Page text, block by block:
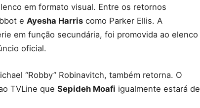
em formato visual. Entre os retornos
e Ayesha Harris como Parker Ellis. A
em função secundária, foi promovida ao elenco
oficial.
“Robby” Robinavitch, também retorna. O
TVLine que Sepideh Moafi igualmente estará de